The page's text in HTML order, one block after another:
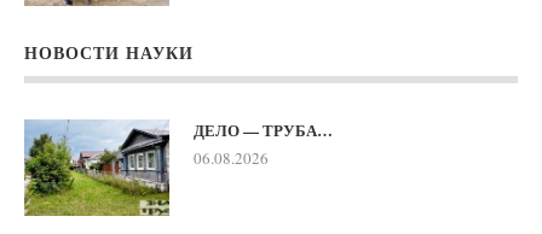
НОВОСТИ НАУКИ
ДЕЛО — ТРУБА…
06.08.2026